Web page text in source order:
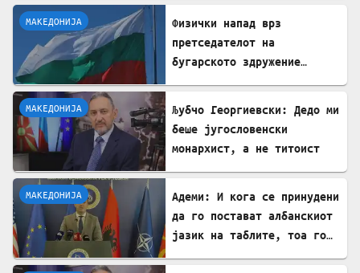
МАКЕДОНИЈА
Физички напад врз
претседателот на
бугарското здружение
двегодишен внук
МАКЕДОНИЈА
Љубчо Георгиевски: Дедо ми
беше југословенски
монархист, а не титоист
МАКЕДОНИЈА
Адеми: И кога се принудени
да го постават албанскиот
јазик на таблите, тоа го